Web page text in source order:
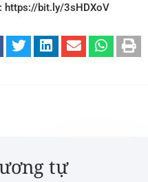
https://bit.ly/3sHDXoV
tự